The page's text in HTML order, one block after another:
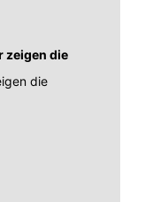
zeigen die
die